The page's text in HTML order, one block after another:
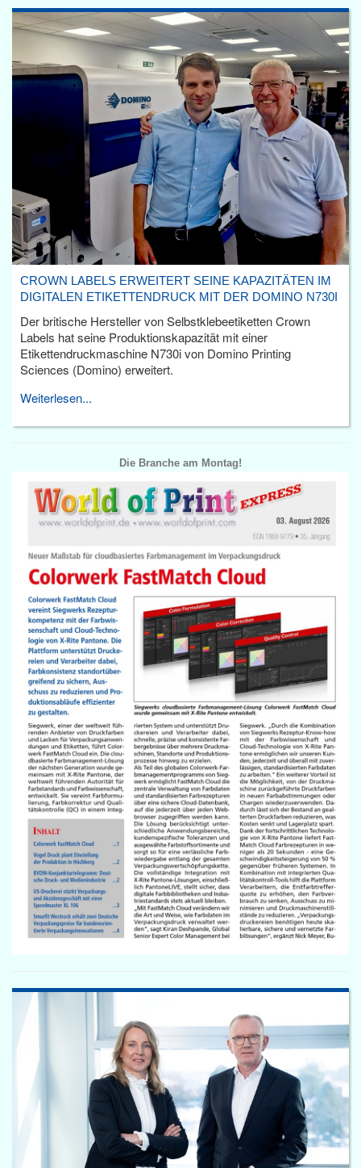
CROWN LABELS ERWEITERT SEINE KAPAZITÄTEN IM
DIGITALEN ETIKETTENDRUCK MIT DER DOMINO N730I
Der britische Hersteller von Selbstklebeetiketten Crown
Labels hat seine Produktionskapazität mit einer
Etikettendruckmaschine N730i von Domino Printing
Sciences (Domino) erweitert.
Weiterlesen...
Die Branche am Montag!